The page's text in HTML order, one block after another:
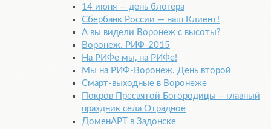
14 июня — день блогера
Сбербанк России — наш Клиент!
А вы видели Воронеж с высоты?
Воронеж. РИФ-2015
На РИФе мы, на РИФе!
Мы на РИФ-Воронеж. День второй
Смарт-выходные в Воронеже
Покров Пресвятой Богородицы – главный
праздник села Отрадное
ДоменАРТ в Задонске